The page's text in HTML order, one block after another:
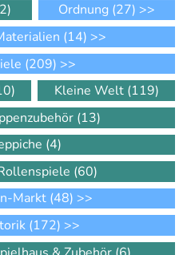
Ordnung (27) >>
(14) >>
(209) >>
Kleine Welt (119)
(13)
(4)
(60)
Markt (48) >>
(172) >>